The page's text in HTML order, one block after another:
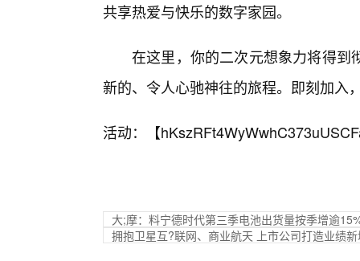
共享热爱与快乐的数字家园。
在这里，你的二次元想象力将得到
新的、令人心驰神往的旅程。即刻加入
活动：【
大;摩：料宁德时代第三季电池出货量按季增逾
拥抱卫星互?联网、商业航天 上市公司打造业绩